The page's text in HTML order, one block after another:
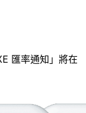
匯率通知」將在